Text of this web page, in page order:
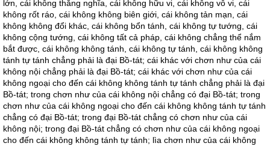
lớn, cái không thắng nghĩa, cái không hữu vi, cái không vô vi, cái
không rốt ráo, cái không không biên giới, cái không tản mạn, cái
không không đổi khác, cái không bổn tánh, cái không tự tướng, cái
không cộng tướng, cái không tất cả pháp, cái không chẳng thể nắm
bắt được, cái không không tánh, cái không tự tánh, cái không không
tánh tự tánh chẳng phải là đại Bồ-tát; cái khác với chơn như của cái
không nội chẳng phải là đại Bồ-tát; cái khác với chơn như của cái
không ngoại cho đến cái không không tánh tự tánh chẳng phải là đại
Bồ-tát; trong chơn như của cái không nội chẳng có đại Bồ-tát; trong
chơn như của cái không ngoại cho đến cái không không tánh tự tánh
chẳng có đại Bồ-tát; trong đại Bồ-tát chẳng có chơn như của cái
không nội; trong đại Bồ-tát chẳng có chơn như của cái không ngoại
cho đến cái không không tánh tự tánh; lìa chơn như của cái không